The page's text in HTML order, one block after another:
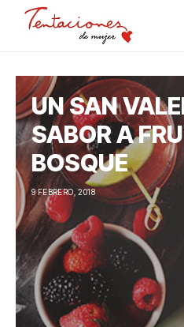
UN SAN
SABOR A
BOSQUE
9 FEBRERO, 2018